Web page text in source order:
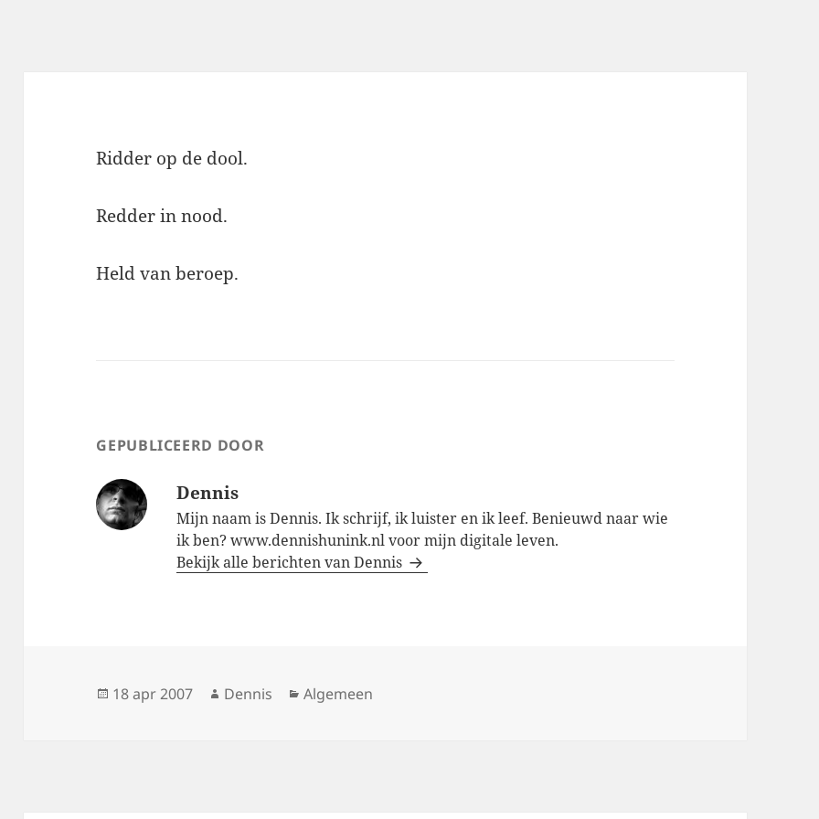
Ridder op de dool.
Redder in nood.
Held van beroep.
GEPUBLICEERD DOOR
Dennis
Mijn naam is Dennis. Ik schrijf, ik luister en ik leef. Benieuwd naar wie
ik ben? www.dennishunink.nl voor mijn digitale leven.
Bekijk alle berichten van Dennis
Geplaatst
18 apr 2007 Auteur
Dennis Categorieën
Algemeen